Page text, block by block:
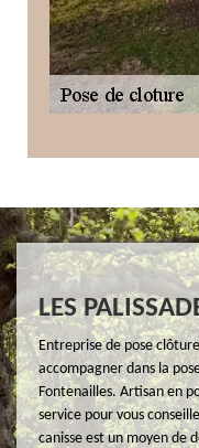
LES
Entreprise de pose
accompagner dans la
Fontenailles. Artisan en
service pour vous
canisse est un moyen de